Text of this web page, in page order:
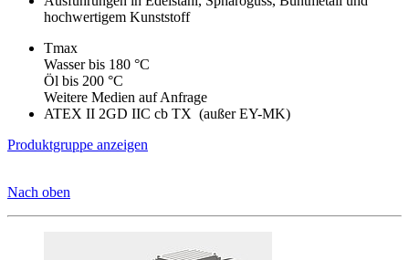
hochwertigem Kunststoff
Tmax
Wasser bis 180 °C
Öl bis 200 °C
Weitere Medien auf Anfrage
ATEX II 2GD IIC cb TX (außer EY-MK)
Produktgruppe anzeigen
Nach oben